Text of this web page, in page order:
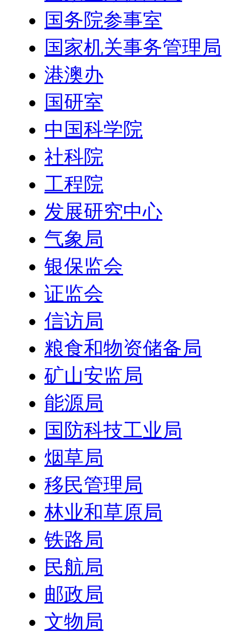
国务院参事室
国家机关事务管理局
港澳办
国研室
中国科学院
社科院
工程院
发展研究中心
气象局
银保监会
证监会
信访局
粮食和物资储备局
矿山安监局
能源局
国防科技工业局
烟草局
移民管理局
林业和草原局
铁路局
民航局
邮政局
文物局